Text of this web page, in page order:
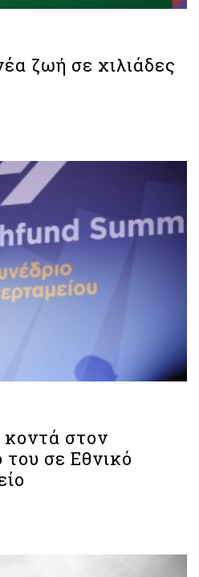
ζωή σε χιλιάδες
κοντά στον
σε Εθνικό